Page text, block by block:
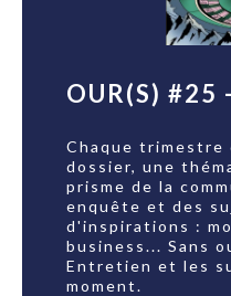
OUR(S) #25
Chaque trimestre
dossier, une
prisme de la
enquête et des
d'inspirations :
business... Sans
Entretien et les
moment.